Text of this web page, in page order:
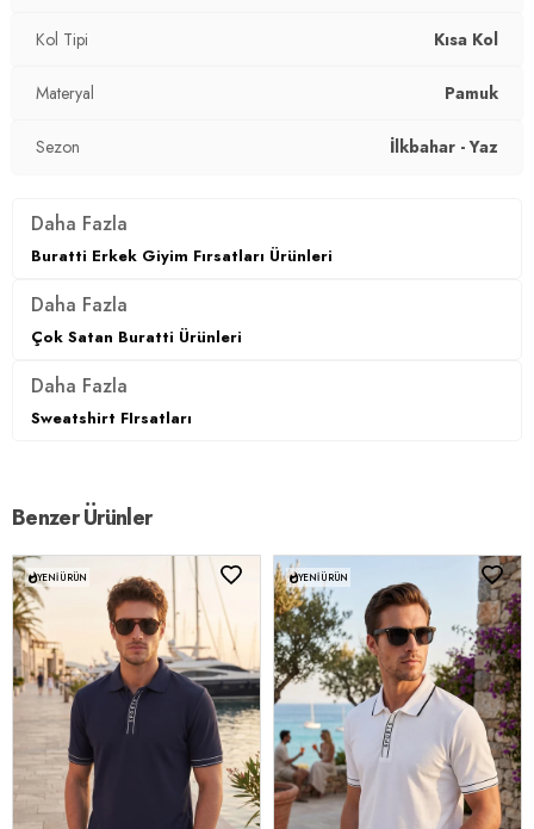
Kumaş Tipi:
Boy:Standart
Kalıp Bilgisi:
cm / Basen : 103 cm / Beden : XL
Yetişkin
3DY15904049.03
Kol Tipi Kısa Kol
Materyal Pamuk
Sezon İlkbahar - Yaz
Daha Fazla
Buratti Erkek Giyim Fırsatları Ürünleri
Daha Fazla
Çok Satan Buratti Ürünleri
Daha Fazla
Sweatshirt FIrsatları
Benzer Ürünler
YENI ÜRÜN YENI ÜRÜN